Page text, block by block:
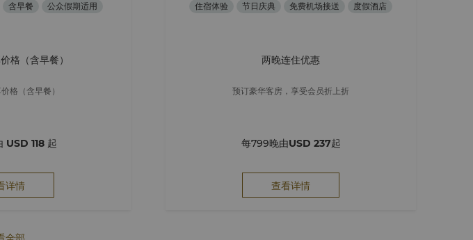
含早餐 公众假期适用
格（含早餐）
格（含早餐）
USD 118 起
详情
住宿体验 节日庆典 免费机场接送 度假酒店
两晚连住优惠
预订豪华客房，享受会员折上折
每799晚由USD 237起
查看详情